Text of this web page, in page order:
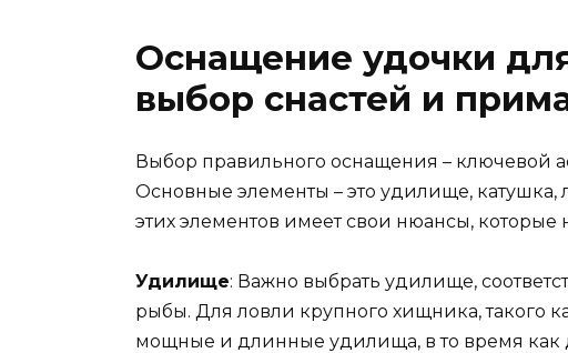
Оснащение удочки
выбор снастей и
Выбор правильного оснащения – ключевой
Основные элементы – это удилище,
этих элементов имеет свои нюансы, которые
Удилище: Важно выбрать удилище,
рыбы. Для ловли крупного хищника, такого
мощные и длинные удилища, в то время как